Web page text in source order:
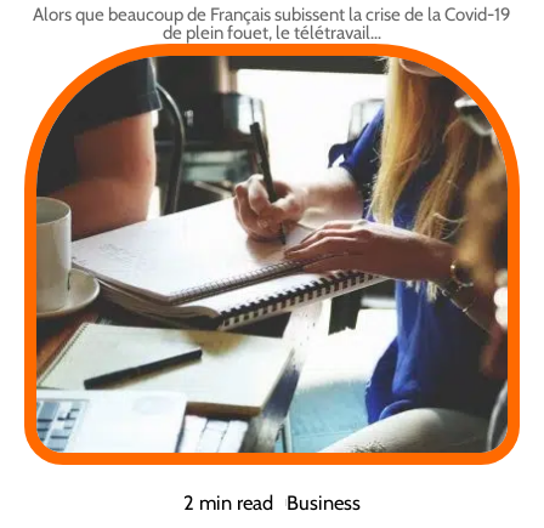
Alors que beaucoup de Français subissent la crise de la Covid-19
de plein fouet, le télétravail…
2 min read Business